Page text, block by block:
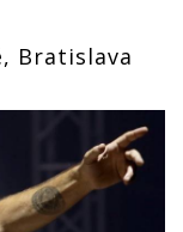
Bratislava